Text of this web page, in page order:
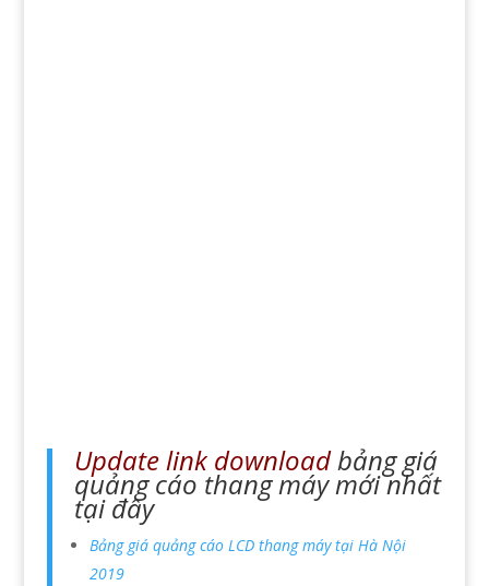
Update link downloadbảng giá
quảng cáo thang máy mới nhất
tại đây
Bảng giá quảng cáo LCD thang máy tại Hà Nội
2019